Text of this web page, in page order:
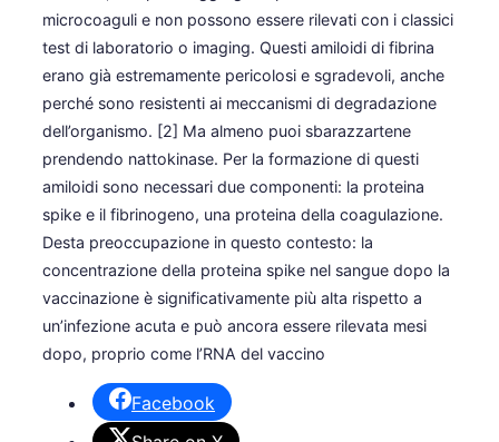
microcoaguli e non possono essere rilevati con i classici
test di laboratorio o imaging. Questi amiloidi di fibrina
erano già estremamente pericolosi e sgradevoli, anche
perché sono resistenti ai meccanismi di degradazione
dell’organismo. [2] Ma almeno puoi sbarazzartene
prendendo nattokinase. Per la formazione di questi
amiloidi sono necessari due componenti: la proteina
spike e il fibrinogeno, una proteina della coagulazione.
Desta preoccupazione in questo contesto: la
concentrazione della proteina spike nel sangue dopo la
vaccinazione è significativamente più alta rispetto a
un’infezione acuta e può ancora essere rilevata mesi
dopo, proprio come l’RNA del vaccino
Facebook